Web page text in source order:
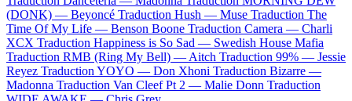
(DONK) — Beyoncé Traduction Hush — Muse Traduction The
Time Of My Life — Benson Boone Traduction Camera — Charli
XCX Traduction Happiness is So Sad — Swedish House Mafia
Traduction RMB (Ring My Bell) — Aitch Traduction 99% — Jessie
Reyez Traduction YOYO — Don Xhoni Traduction Bizarre —
Madonna Traduction Van Cleef Pt 2 — Malie Donn Traduction